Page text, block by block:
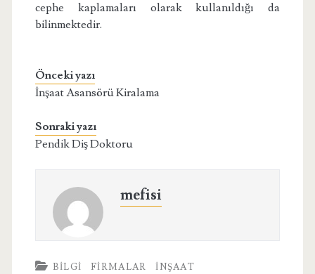
cephe kaplamaları olarak kullanıldığı da
bilinmektedir.
Önceki yazı
İnşaat Asansörü Kiralama
Sonraki yazı
Pendik Diş Doktoru
mefisi
BILGI FIRMALAR İNŞAAT